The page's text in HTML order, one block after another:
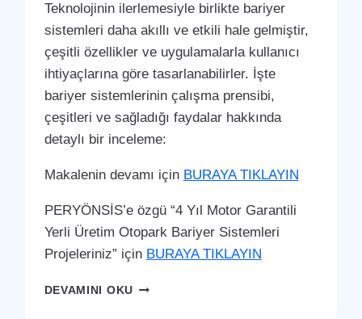
Teknolojinin ilerlemesiyle birlikte bariyer
sistemleri daha akıllı ve etkili hale gelmiştir,
çeşitli özellikler ve uygulamalarla kullanıcı
ihtiyaçlarına göre tasarlanabilirler. İşte
bariyer sistemlerinin çalışma prensibi,
çeşitleri ve sağladığı faydalar hakkında
detaylı bir inceleme:
Makalenin devamı için BURAYA TIKLAYIN
PERYÖNSİS’e özgü “4 Yıl Motor Garantili
Yerli Üretim Otopark Bariyer Sistemleri
Projeleriniz” için BURAYA TIKLAYIN
DEVAMINI OKUÇELEBI